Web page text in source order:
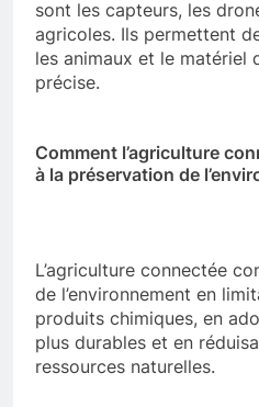
sont les capteurs, les
agricoles. Ils permettent
les animaux et le matériel
précise.
Comment l’agriculture
à la préservation de
L’agriculture connectée
de l’environnement en
produits chimiques, en
plus durables et en
ressources naturelles.